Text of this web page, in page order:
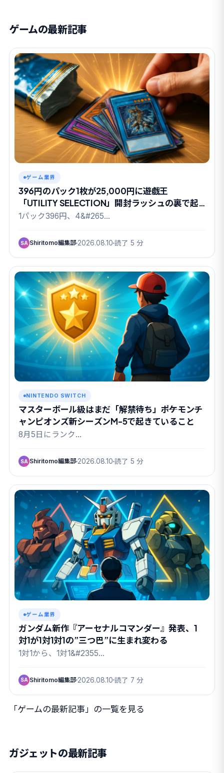
ゲームの最新記事
ゲーム業界
396円のパック1枚が25,000円に――遊戯王
「UTILITY SELECTION」開封ラッシュの裏で起
きていたこと
1パック396円、4&#265…
SA Shiritomo編集部 2026.08.10 読了 5 分
NINTENDO SWITCH
マスターボール級はまだ「解禁待ち」――ポケモンチ
ャンピオンズ新シーズンM-5で起きていること
8月5日にランク…
SA Shiritomo編集部 2026.08.10 読了 5 分
ゲーム業界
ガンダム新作『アーセナルコマンダー』発表、1
対1が1対1対1の”三つ巴”に生まれ変わる
1対1から、1対1&#2355…
SA Shiritomo編集部 2026.08.10 読了 7 分
「ゲームの最新記事」の一覧を見る
ガジェットの最新記事